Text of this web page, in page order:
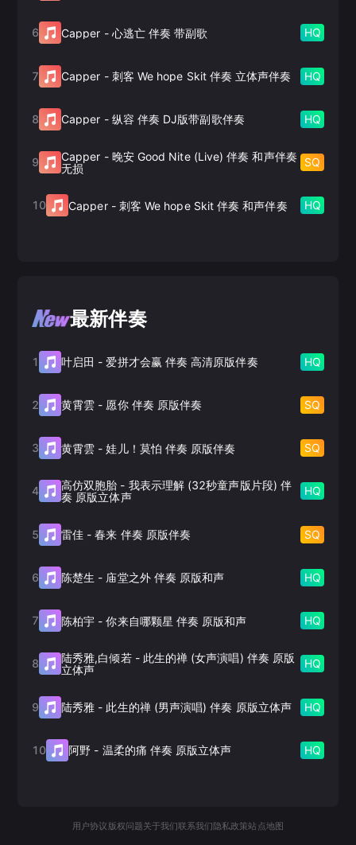
6 Capper - 心逃亡 伴奏 带副歌 HQ
7 Capper - 刺客 We hope Skit 伴奏 立体声伴奏 HQ
8 Capper - 纵容 伴奏 DJ版带副歌伴奏 HQ
9 Capper - 晚安 Good Nite (Live) 伴奏 和声伴奏
无损
SQ
10 Capper- 刺客 We hope Skit 伴奏 和声伴奏 HQ
最新伴奏
1 叶启田 -爱拼才会赢 伴奏 高清原版伴奏 HQ
2 黄霄雲 - 愿你 伴奏 原版伴奏 SQ
3 黄霄雲 -娃儿！莫怕 伴奏 原版伴奏 SQ
4 高仿双胞胎 - 我表示理解 (32秒童声版片段) 伴
奏 原版立体声
HQ
5 雷佳 -春来 伴奏 原版伴奏 SQ
6 陈楚生 - 庙堂之外 伴奏 原版和声 HQ
7 陈柏宇 -你来自哪颗星 伴奏 原版和声 HQ
8 陆秀雅,白倾若- 此生的禅 (女声演唱) 伴奏 原版
立体声
HQ
9 陆秀雅 - 此生的禅 (男声演唱) 伴奏 原版立体声 HQ
10 阿野 - 温柔的痛 伴奏 原版立体声 HQ
用户协议 版权问题关于我们联系我们 隐私政策站点地图